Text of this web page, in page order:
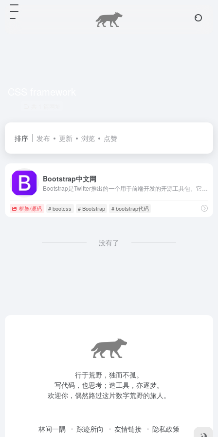
排序 发布 更新 浏览 点赞
Bootstrap中文网
框架/源码 # bootcss # Bootstrap # bootstrap代码
没有了
行于荒野，独而不孤。
写代码，也思考；造工具，亦逐梦。
欢迎你，偶然路过这片数字荒野的旅人。
林间一隅 踪迹所向 友情链接 隐私政策